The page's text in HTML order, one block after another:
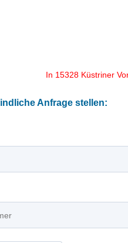
In 15328 Küstriner
Anfrage stellen: